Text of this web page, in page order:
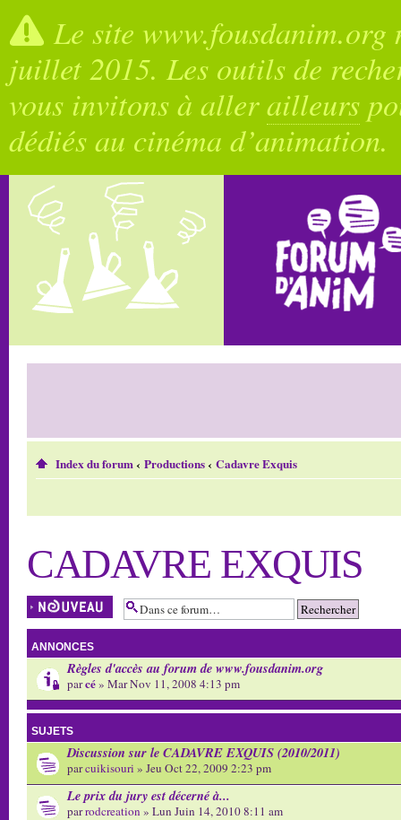
Le site
juillet 2015. Les outils de
vous invitons à allerailleurs
dédiés au cinéma d’animation.
Index du forum‹ Productions‹ Cadavre Exquis
CADAVRE EXQUIS
Écrire un nouveau
sujet
ANNONCES
Règles d'accès au forum de www.fousdanim.org
parcé» Mar Nov 11, 2008 4:13 pm
SUJETS
Discussion sur le CADAVRE EXQUIS (2010/2011)
parcuikisouri » Jeu Oct 22, 2009 2:23 pm
Le prix du jury est décerné à...
parrodcreation » Lun Juin 14, 2010 8:11 am